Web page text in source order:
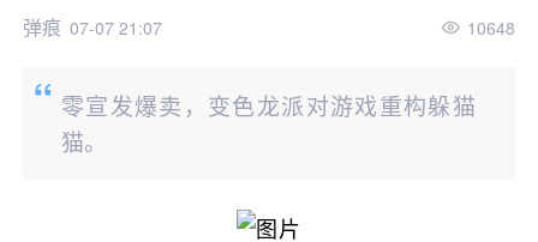
弹痕 07-07 21:07 10648
零宣发爆卖，变色龙派对游戏重构躲猫
猫。